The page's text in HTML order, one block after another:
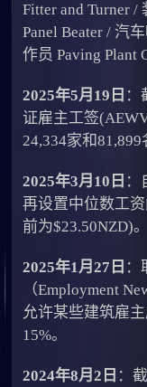
Fitter and Turner /
Panel Beater / 汽
作员 Paving Plant
2025年5月19日 ：
证雇主工签
24,334家和
2025年3月10日 ：
再设置中位数工
前为$23.50NZD)。
2025年1月27日 ：
（Employment
允许某些建筑雇
15%。
2024年8月2日 ：